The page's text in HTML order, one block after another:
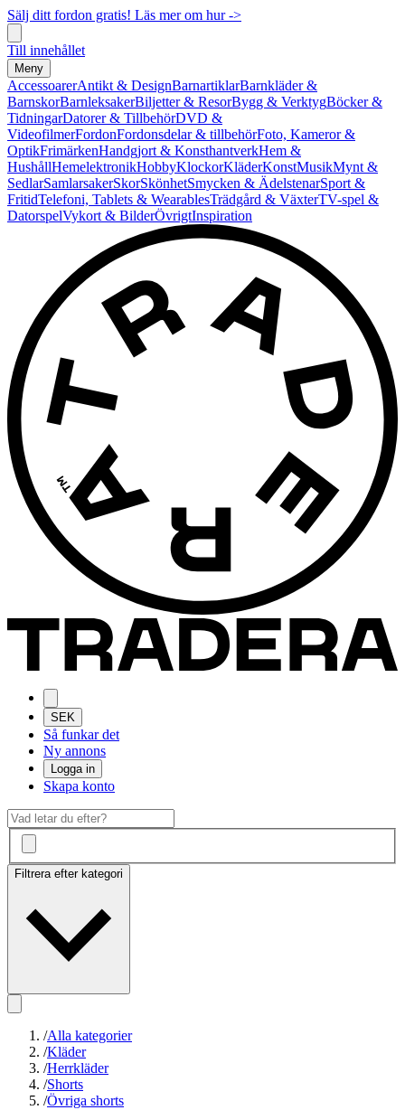
Sälj ditt fordon gratis! Läs mer om hur ->
Till innehållet
Meny
AccessoarerAntikt & DesignBarnartiklarBarnkläder &
BarnskorBarnleksakerBiljetter & ResorBygg & VerktygBöcker &
TidningarDatorer & TillbehörDVD &
VideofilmerFordonFordonsdelar & tillbehörFoto, Kameror &
OptikFrimärkenHandgjort & KonsthantverkHem &
HushållHemelektronikHobbyKlockorKläderKonstMusikMynt &
SedlarSamlarsakerSkorSkönhetSmycken & ÄdelstenarSport &
FritidTelefoni, Tablets & WearablesTrädgård & VäxterTV-spel &
DatorspelVykort & BilderÖvrigtInspiration
SEK
Så funkar det
Ny annons
Logga in
Skapa konto
Filtrera efter kategori
/Alla kategorier
/Kläder
/Herrkläder
/Shorts
/Övriga shorts